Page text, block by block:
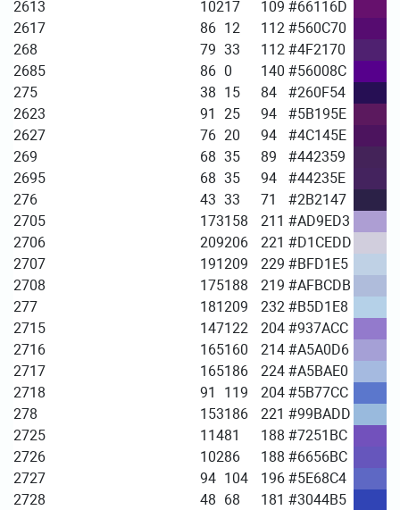
2613 10217 109 #66116D
2617
86 12 112 #560C70
268
79 33 112 #4F2170
2685
86 0 140 #56008C
275
38 15 84
#260F54
2623
91 25 94
#5B195E
2627
76 20 94
#4C145E
269
68 35 89
#442359
2695
68 35 94
#44235E
276
43 33 71
#2B2147
2705
173158 211 #AD9ED3
2706
209206 221 #D1CEDD
2707
191 209 229 #BFD1E5
2708
175188 219 #AFBCDB
277
181 209 232 #B5D1E8
2715
147122 204 #937ACC
2716
165160 214 #A5A0D6
2717
165186 224 #A5BAE0
2718
91 119 204 #5B77CC
278
153186 221 #99BADD
2725
11481 188 #7251BC
2726
10286 188 #6656BC
2727
94 104 196 #5E68C4
2728
48 68 181 #3044B5